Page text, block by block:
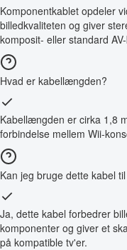
Komponentkablet opdeler
billedkvaliteten og giver
komposit- eller standard
Hvad er kabellængden?
Kabellængden er cirka 1,8
forbindelse mellem Wii-
Kan jeg bruge dette kabel
Ja, dette kabel forbedrer
komponenter og giver et
på kompatible tv'er.